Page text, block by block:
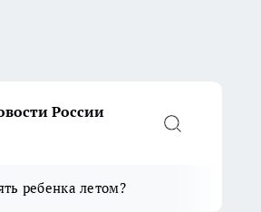
России
ребенка летом?